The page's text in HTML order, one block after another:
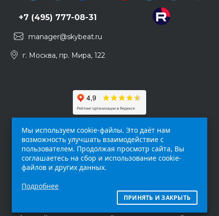
+7 (495) 777-08-31
manager@skybeat.ru
г. Москва, пр. Мира, 122
интернет-сайт (
исключительно информационный характер и
ни при каких условиях не является публичной
Мы используем cookie-файлы. Это даёт нам
возможность улучшать взаимодействие с
пользователем. Продолжая просмотр сайта, Вы
соглашаетесь на сбор и использование cookie-
файлов и других данных.
Подробнее
ПРИНЯТЬ И ЗАКРЫТЬ